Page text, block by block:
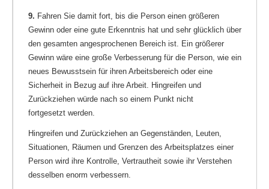
9. Fahren Sie damit fort, bis die Person einen größeren
Gewinn oder eine gute Erkenntnis hat und sehr glücklich über
den gesamten angesprochenen Bereich ist. Ein größerer
Gewinn wäre eine große Verbesserung für die Person, wie ein
neues Bewusstsein für ihren Arbeitsbereich oder eine
Sicherheit in Bezug auf ihre Arbeit. Hingreifen und
Zurückziehen würde nach so einem Punkt nicht
fortgesetzt werden.
Hingreifen und Zurückziehen an Gegenständen, Leuten,
Situationen, Räumen und Grenzen des Arbeitsplatzes einer
Person wird ihre Kontrolle, Vertrautheit sowie ihr Verstehen
desselben enorm verbessern.